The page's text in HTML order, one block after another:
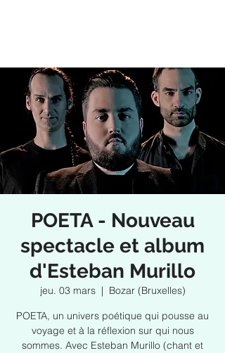
POETA - Nouveau
spectacle et album
d'Esteban Murillo
jeu. 03 mars
  |
Bozar (Bruxelles)
POETA, un univers poétique qui pousse au
voyage et à la réflexion sur qui nous
sommes. Avec Esteban Murillo (chant et